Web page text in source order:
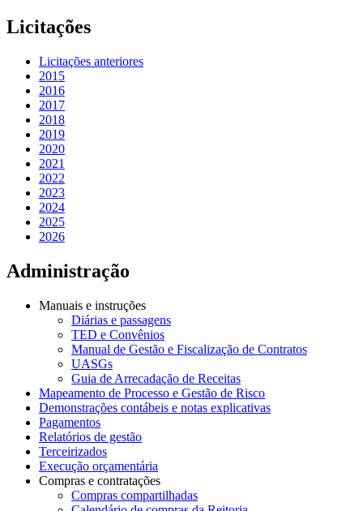
Licitações
Licitações anteriores
2015
2016
2017
2018
2019
2020
2021
2022
2023
2024
2025
2026
Administração
Manuais e instruções
Diárias e passagens
TED e Convênios
Manual de Gestão e Fiscalização de Contratos
UASGs
Guia de Arrecadação de Receitas
Mapeamento de Processo e Gestão de Risco
Demonstrações contábeis e notas explicativas
Pagamentos
Relatórios de gestão
Terceirizados
Execução orçamentária
Compras e contratações
Compras compartilhadas